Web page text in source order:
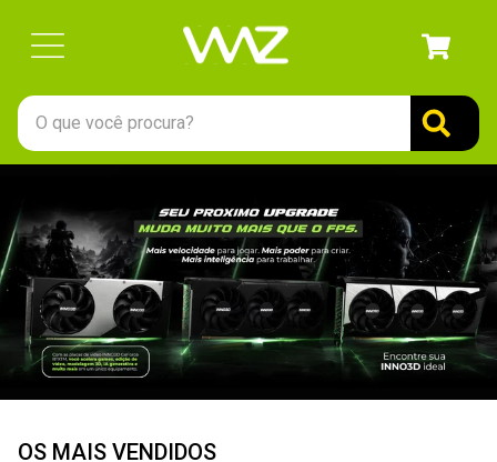
O que você procura?
OS MAIS VENDIDOS
1º
gabinete
2º
keychron
3º
teclado
ssd
openbox
6º
mouse
7